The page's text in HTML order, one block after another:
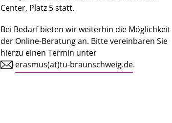
Center, Platz 5 statt.
Bei Bedarf bieten wir weiterhin die Möglichkeit
der Online-Beratung an. Bitte vereinbaren Sie
hierzu einen Termin unter
erasmus(at)tu-braunschweig.de.